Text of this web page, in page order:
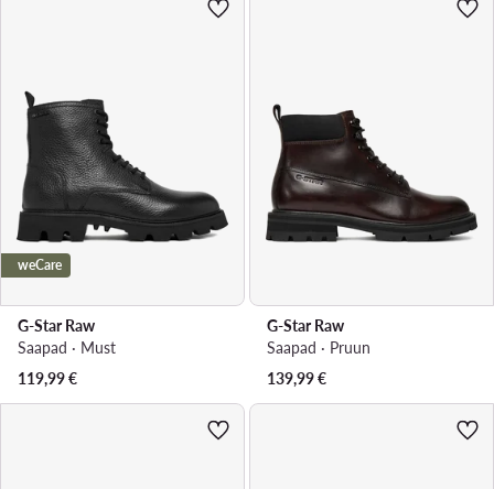
weCare
G-Star Raw
Saapad · Must
119,99€
G-Star Raw
Saapad · Pruun
139,99€